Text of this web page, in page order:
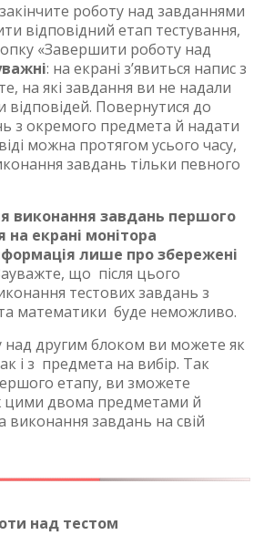
роботу над завданнями
відповідний етап тестування,
«Завершити роботу над
: на екрані з’явиться напис з
на які завдання ви не надали
відповідей. Повернутися до
з окремого предмета й надати
можна протягом усього часу,
завдань тільки певного
виконання завдань першого
на екрані монітора
лише про збережені
що після цього
тестових завдань з
математики буде неможливо.
над другим блоком ви можете як
і з предмета на вибір. Так
етапу, ви зможете
цими двома предметами й
виконання завдань на свій
над тестом